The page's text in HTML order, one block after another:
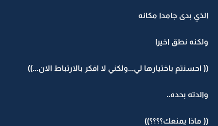
الذي بدى جامدا مكانه
ولكنه نطق اخيرا
(( احسنتم باختيارها لي...ولكني لا افكر بالارتباط الان...))
والدته بحده..
(( ماذا يمنعك؟؟؟؟))